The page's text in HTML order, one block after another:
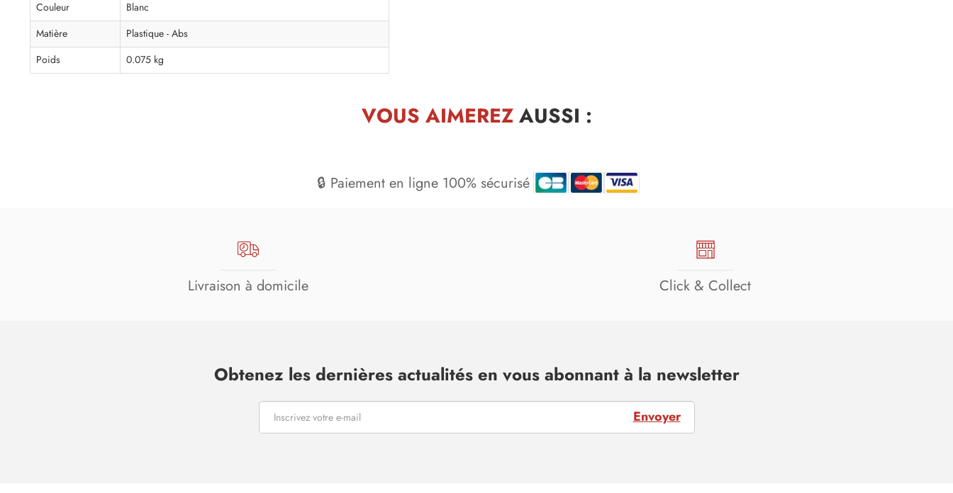
Couleur
Blanc
Matière
Plastique - Abs
Poids
0.075 kg
VOUS AIMEREZAUSSI :
🔒 Paiement en ligne 100% sécurisé
Livraison à domicile Click & Collect
Obtenez les dernières actualités en vous abonnant à la newsletter
Envoyer